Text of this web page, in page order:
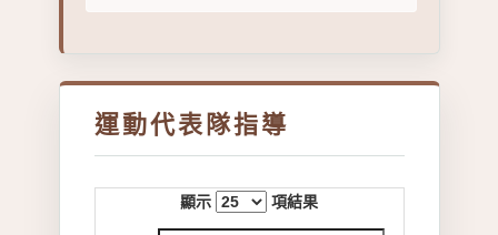
運動代表隊指導
顯示 項結果